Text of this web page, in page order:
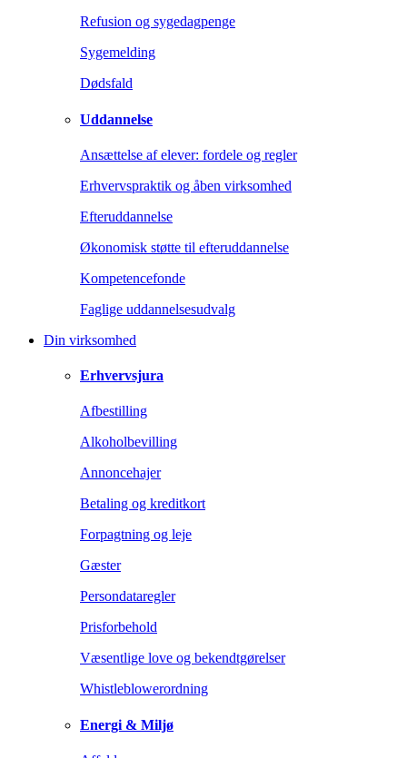
Refusion og sygedagpenge
Sygemelding
Dødsfald
Uddannelse
Ansættelse af elever: fordele og regler
Erhvervspraktik og åben virksomhed
Efteruddannelse
Økonomisk støtte til efteruddannelse
Kompetencefonde
Faglige uddannelsesudvalg
Din virksomhed
Erhvervsjura
Afbestilling
Alkoholbevilling
Annoncehajer
Betaling og kreditkort
Forpagtning og leje
Gæster
Persondataregler
Prisforbehold
Væsentlige love og bekendtgørelser
Whistleblowerordning
Energi & Miljø